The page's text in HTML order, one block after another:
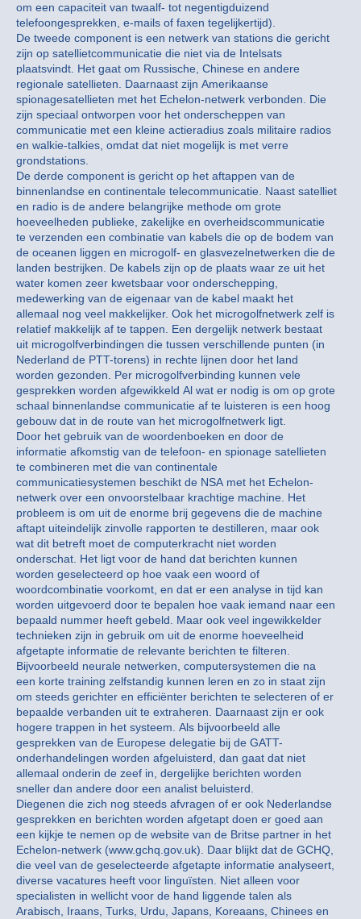
om een capaciteit van twaalf- tot negentigduizend
telefoongesprekken, e-mails of faxen tegelijkertijd).
De tweede component is een netwerk van stations die gericht
zijn op satellietcommunicatie die niet via de Intelsats
plaatsvindt. Het gaat om Russische, Chinese en andere
regionale satellieten. Daarnaast zijn Amerikaanse
spionagesatellieten met het Echelon-netwerk verbonden. Die
zijn speciaal ontworpen voor het onderscheppen van
communicatie met een kleine actieradius zoals militaire radios
en walkie-talkies, omdat dat niet mogelijk is met verre
grondstations.
De derde component is gericht op het aftappen van de
binnenlandse en continentale telecommunicatie. Naast satelliet
en radio is de andere belangrijke methode om grote
hoeveelheden publieke, zakelijke en overheidscommunicatie
te verzenden een combinatie van kabels die op de bodem van
de oceanen liggen en microgolf- en glasvezelnetwerken die de
landen bestrijken. De kabels zijn op de plaats waar ze uit het
water komen zeer kwetsbaar voor onderschepping,
medewerking van de eigenaar van de kabel maakt het
allemaal nog veel makkelijker. Ook het microgolfnetwerk zelf is
relatief makkelijk af te tappen. Een dergelijk netwerk bestaat
uit microgolfverbindingen die tussen verschillende punten (in
Nederland de PTT-torens) in rechte lijnen door het land
worden gezonden. Per microgolfverbinding kunnen vele
gesprekken worden afgewikkeld Al wat er nodig is om op grote
schaal binnenlandse communicatie af te luisteren is een hoog
gebouw dat in de route van het microgolfnetwerk ligt.
Door het gebruik van de woordenboeken en door de
informatie afkomstig van de telefoon- en spionage satellieten
te combineren met die van continentale
communicatiesystemen beschikt de NSA met het Echelon-
netwerk over een onvoorstelbaar krachtige machine. Het
probleem is om uit de enorme brij gegevens die de machine
aftapt uiteindelijk zinvolle rapporten te destilleren, maar ook
wat dit betreft moet de computerkracht niet worden
onderschat. Het ligt voor de hand dat berichten kunnen
worden geselecteerd op hoe vaak een woord of
woordcombinatie voorkomt, en dat er een analyse in tijd kan
worden uitgevoerd door te bepalen hoe vaak iemand naar een
bepaald nummer heeft gebeld. Maar ook veel ingewikkelder
technieken zijn in gebruik om uit de enorme hoeveelheid
afgetapte informatie de relevante berichten te filteren.
Bijvoorbeeld neurale netwerken, computersystemen die na
een korte training zelfstandig kunnen leren en zo in staat zijn
om steeds gerichter en efficiënter berichten te selecteren of er
bepaalde verbanden uit te extraheren. Daarnaast zijn er ook
hogere trappen in het systeem. Als bijvoorbeeld alle
gesprekken van de Europese delegatie bij de GATT-
onderhandelingen worden afgeluisterd, dan gaat dat niet
allemaal onderin de zeef in, dergelijke berichten worden
sneller dan andere door een analist beluisterd.
Diegenen die zich nog steeds afvragen of er ook Nederlandse
gesprekken en berichten worden afgetapt doen er goed aan
een kijkje te nemen op de website van de Britse partner in het
Echelon-netwerk (www.gchq.gov.uk). Daar blijkt dat de GCHQ,
die veel van de geselecteerde afgetapte informatie analyseert,
diverse vacatures heeft voor linguïsten. Niet alleen voor
specialisten in wellicht voor de hand liggende talen als
Arabisch, Iraans, Turks, Urdu, Japans, Koreaans, Chinees en